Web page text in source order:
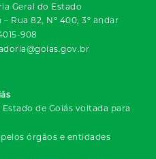
Geral do Estado
Rua 82, Nº 400, 3º andar
908
de Goiás voltada para
órgãos e entidades